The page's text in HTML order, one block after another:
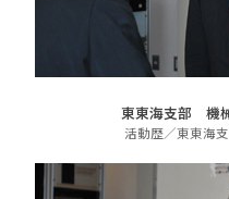
東東海支部 機
活動歴／東東海